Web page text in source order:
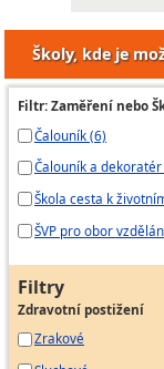
Školy, kde je
Filtr: Zaměření nebo
Čalouník (6)
Čalouník a dekoratér
Škola cesta k
ŠVP pro obor
Filtry
Zdravotní postižení
Zrakové